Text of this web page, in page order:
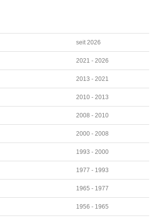
seit 2026
2021 - 2026
2013 - 2021
2010 - 2013
2008 - 2010
2000 - 2008
1993 - 2000
1977 - 1993
1965 - 1977
1956 - 1965